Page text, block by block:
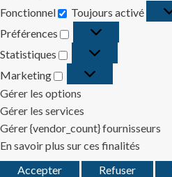
Fonctionnel
Fonctionnel
Toujours activé
Préférences
Préférences
Statistiques
Statistiques
Marketing
Marketing
Gérer les options
Gérer les services
Gérer {vendor_count} fournisseurs
En savoir plus sur ces finalités
Accepter
Refuser